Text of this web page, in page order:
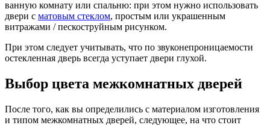
ванную комнату или спальню: при этом нужно использовать
двери с матовым стеклом, простым или украшенным
витражами / пескоструйным рисунком.
При этом следует учитывать, что по звуконепроницаемости
остекленная дверь всегда уступает двери глухой.
Выбор цвета межкомнатных дверей
После того, как вы определились с материалом изготовления
и типом межкомнатных дверей, следующее, на что стоит